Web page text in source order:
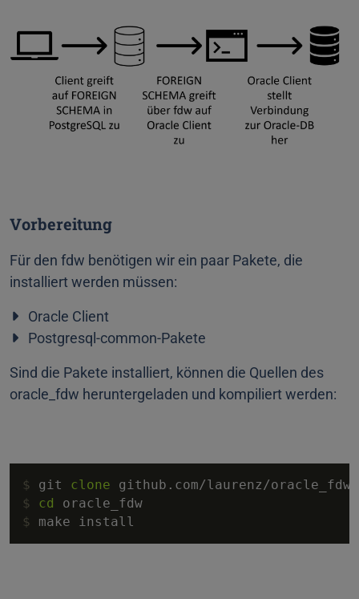
Vorbereitung
Für den fdw benötigen wir ein paar Pakete, die
installiert werden müssen:
Oracle Client
Postgresql-common-Pakete
Sind die Pakete installiert, können die Quellen des
oracle_fdw heruntergeladen und kompiliert werden:
$ git clone github.com/laurenz/oracle_fdw
$ cd
oracle_fdw
$ make install